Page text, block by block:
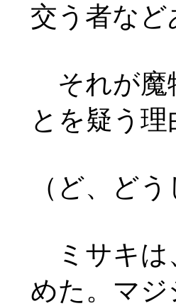
交う者な
それが魔
とを疑う
（ど、どう
ミサキは
めた。マ